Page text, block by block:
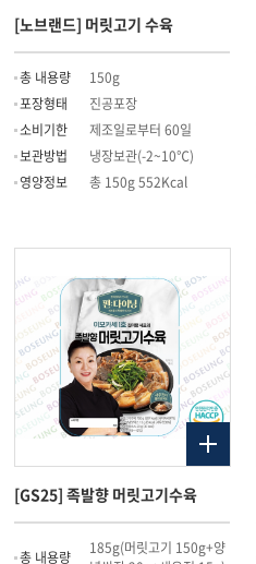
[노브랜드] 머릿고기 수육
총 내용량
150g
포장형태
진공포장
소비기한
제조일로부터 60일
보관방법
냉장보관(-2~10℃)
영양정보
총 150g 552Kcal
[GS25] 족발향 머릿고기수육
총 내용량
185g(머릿고기 150g+양